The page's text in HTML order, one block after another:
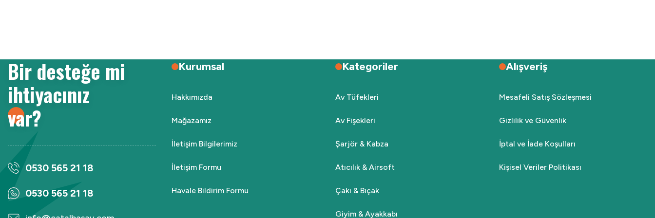
Bu ürüne benzer farklı alternatifler olmalı.
Bir desteğe mi
ihtiyacınız
var?
0530 565 21 18
0530 565 21 18
Kurumsal
Hakkımızda
Mağazamız
İletişim Bilgilerimiz
İletişim Formu
Havale Bildirim Formu
Kategoriler
Av Tüfekleri
Av Fişekleri
Şarjör & Kabza
Atıcılık & Airsoft
Çakı & Bıçak
Giyim & Ayakkabı
Alışveriş
Mesafeli Satış Sözleşmesi
Gizlilik ve Güvenlik
İptal ve İade Koşulları
Kişisel Veriler Politikası